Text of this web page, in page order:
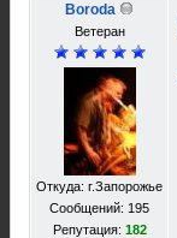
Boroda
Ветеран
Откуда: г.Запорожье
Сообщений: 195
Репутация: 182